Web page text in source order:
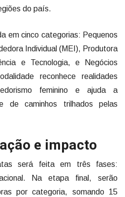
do país.
em cinco categorias: Pequenos
Individual (MEI), Produtora
e Tecnologia, e Negócios
reconhece realidades
feminino e ajuda a
de caminhos trilhados pelas
e impacto
será feita em três fases:
Na etapa final, serão
por categoria, somando 15